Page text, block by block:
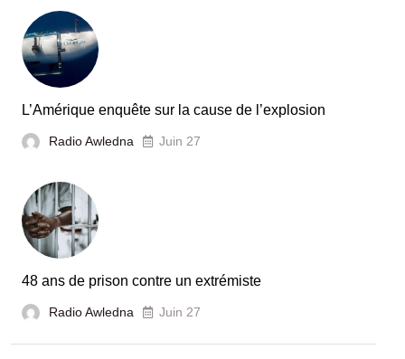
L’Amérique enquête sur la cause de l’explosion
Radio Awledna Juin 27
48 ans de prison contre un extrémiste
Radio Awledna Juin 27